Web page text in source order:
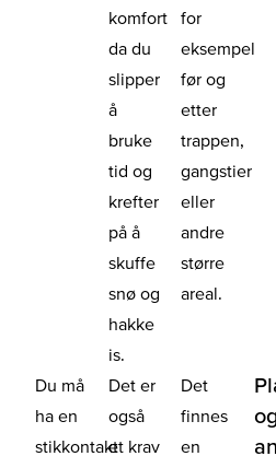
komfort
da du
slipper
å
bruke
tid og
krefter
på å
skuffe
snø og
hakke
is.
for
eksempel
før og
etter
trappen,
gangstier
eller
andre
større
areal.
Du må
ha en
stikkontakt
Det er
også
et krav
Det
finnes
en